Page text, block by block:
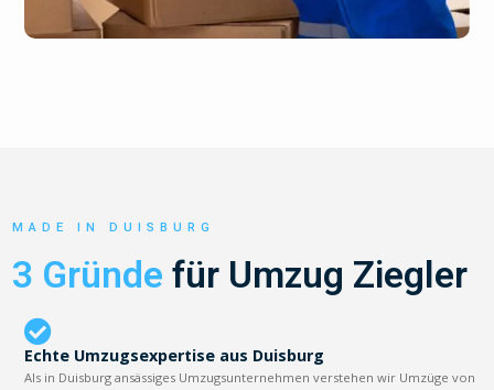
MADE IN DUISBURG
3 Gründe für Umzug Ziegler
Echte Umzugsexpertise aus Duisburg
Als in Duisburg ansässiges Umzugsunternehmen verstehen wir Umzüge von